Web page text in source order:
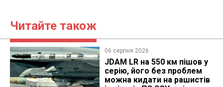
Читайте також
06 серпня 2026
JDAM LR на 550 км пішов у
серію, його без проблем
можна кидати на рашистів